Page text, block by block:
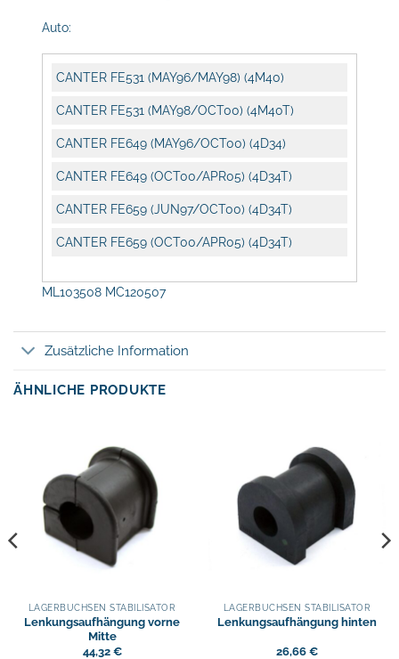
Auto:
CANTER FE531 (MAY96/MAY98) (4M40)
CANTER FE531 (MAY98/OCT00) (4M40T)
CANTER FE649 (MAY96/OCT00) (4D34)
CANTER FE649 (OCT00/APR05) (4D34T)
CANTER FE659 (JUN97/OCT00) (4D34T)
CANTER FE659 (OCT00/APR05) (4D34T)
ML103508 MC120507
Zusätzliche Information
ÄHNLICHE PRODUKTE
LAGERBUCHSEN STABILISATOR
Lenkungsaufhängung vorne
Mitte
44,32 €
LAGERBUCHSEN STABILISATOR
Lenkungsaufhängung hinten
26,66 €